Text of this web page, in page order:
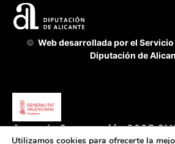
© Web desarrollada por el
Diputación de
Acuerdo Cooperación 2025
Utilizamos cookies para ofrecerte la